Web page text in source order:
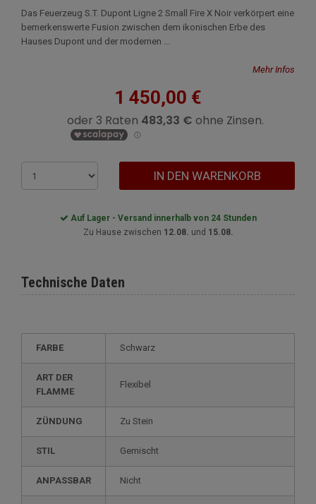
Das Feuerzeug S.T. Dupont Ligne 2 Small Fire X Noir verkörpert eine
bemerkenswerte Fusion zwischen dem ikonischen Erbe des
Hauses Dupont und der modernen ...
Mehr Infos
1 450,00 €
IN DEN WARENKORB
Auf Lager - Versand innerhalb von 24 Stunden
Zu Hause zwischen 12.08. und 15.08.
Technische Daten
FARBE Schwarz
ART DER
FLAMME
Flexibel
ZÜNDUNG Zu Stein
STIL gemischt
ANPASSBAR nicht